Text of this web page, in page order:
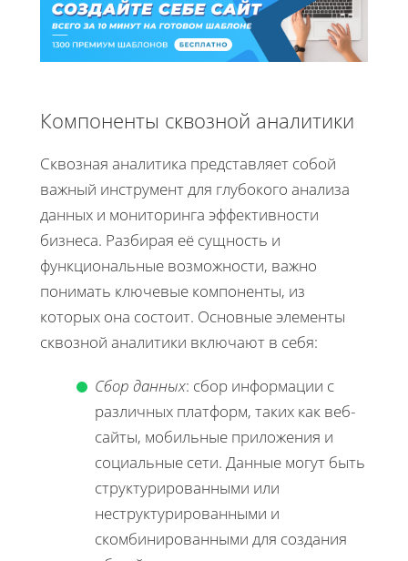
Компоненты сквозной аналитики
Сквозная аналитика представляет собой
важный инструмент для глубокого анализа
данных и мониторинга эффективности
бизнеса. Разбирая её сущность и
функциональные возможности, важно
понимать ключевые компоненты, из
которых она состоит. Основные элементы
сквозной аналитики включают в себя:
Сбор данных: сбор информации с
различных платформ, таких как веб-
сайты, мобильные приложения и
социальные сети. Данные могут быть
структурированными или
неструктурированными и
скомбинированными для создания